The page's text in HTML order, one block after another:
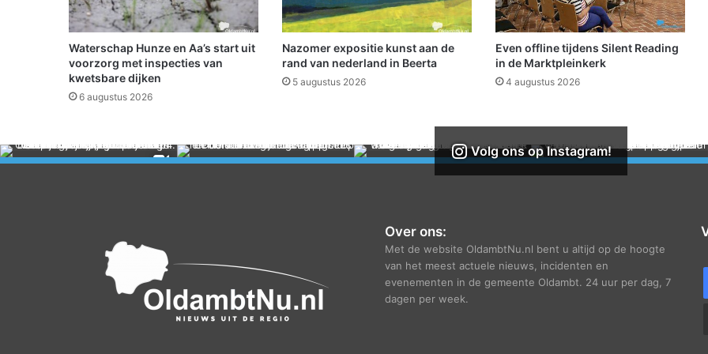
t
d
r
u
g
s
h
t
r
m
o
e
o
i
e
i
Waterschap Hunze en Aa’s start uit
voorzorg met inspecties van
kwetsbare dijken
6 augustus 2026
Nazomer expositie kunst aan de
rand van nederland in Beerta
5 augustus 2026
Even offline tijdens Silent Reading
in de Marktpleinkerk
4 augustus 2026
Volg ons op Instagram!
Over ons:
Met de website OldambtNu.nl bent u altijd op de hoogte
van het meest actuele nieuws, incidenten en
evenementen in de gemeente Oldambt. 24 uur per dag, 7
dagen per week.